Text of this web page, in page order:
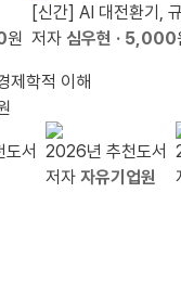
원
[신간] AI 대전환기,
저자 심우현 · 5,000
제학적 이해
서 2026년 추천도서
저자 자유기업원